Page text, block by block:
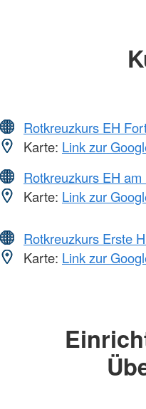
Rotkreuzkurs EH
Karte: Link zur
Rotkreuzkurs EH am
Karte: Link zur
Rotkreuzkurs Erste
Karte: Link zur